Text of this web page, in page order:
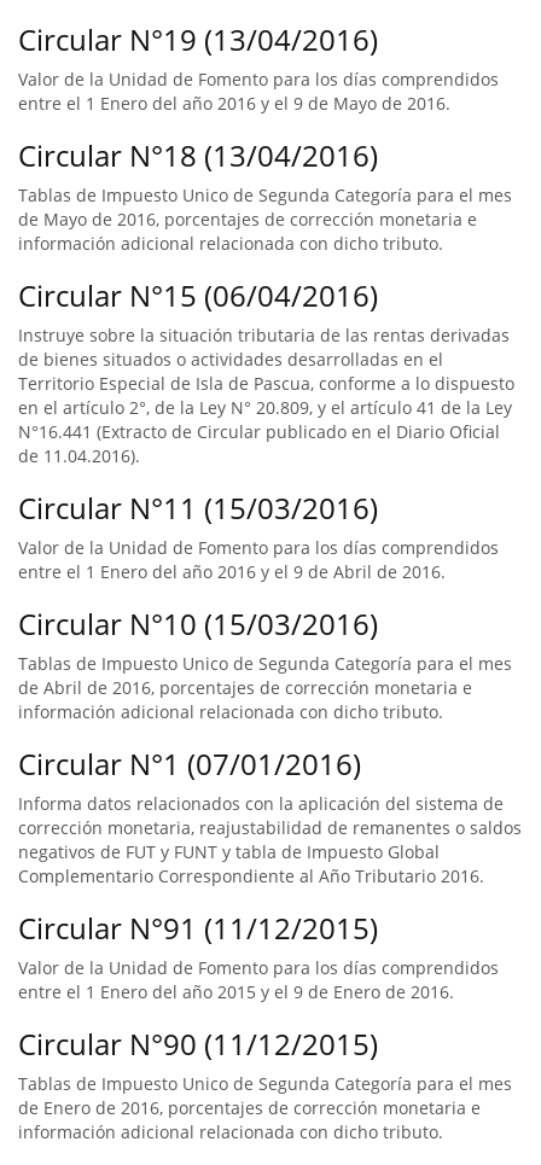
Circular N°19 (13/04/2016)
Valor de la Unidad de Fomento para los días comprendidos
entre el 1 Enero del año 2016 y el 9 de Mayo de 2016.
Circular N°18 (13/04/2016)
Tablas de Impuesto Unico de Segunda Categoría para el mes
de Mayo de 2016, porcentajes de corrección monetaria e
información adicional relacionada con dicho tributo.
Circular N°15 (06/04/2016)
Instruye sobre la situación tributaria de las rentas derivadas
de bienes situados o actividades desarrolladas en el
Territorio Especial de Isla de Pascua, conforme a lo dispuesto
en el artículo 2°, de la Ley N° 20.809, y el artículo 41 de la Ley
N°16.441 (Extracto de Circular publicado en el Diario Oficial
de 11.04.2016).
Circular N°11 (15/03/2016)
Valor de la Unidad de Fomento para los días comprendidos
entre el 1 Enero del año 2016 y el 9 de Abril de 2016.
Circular N°10 (15/03/2016)
Tablas de Impuesto Unico de Segunda Categoría para el mes
de Abril de 2016, porcentajes de corrección monetaria e
información adicional relacionada con dicho tributo.
Circular N°1 (07/01/2016)
Informa datos relacionados con la aplicación del sistema de
corrección monetaria, reajustabilidad de remanentes o saldos
negativos de FUT y FUNT y tabla de Impuesto Global
Complementario Correspondiente al Año Tributario 2016.
Circular N°91 (11/12/2015)
Valor de la Unidad de Fomento para los días comprendidos
entre el 1 Enero del año 2015 y el 9 de Enero de 2016.
Circular N°90 (11/12/2015)
Tablas de Impuesto Unico de Segunda Categoría para el mes
de Enero de 2016, porcentajes de corrección monetaria e
información adicional relacionada con dicho tributo.